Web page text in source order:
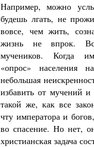
Например, можно
будешь лгать, не
вовсе, чем жить,
жизнь не впрок.
мучеников. Когда
«опрос» населения
небольшая
избавить от мучений
такой же, как все
чту императора и
во спасение. Но нет,
христианская задача